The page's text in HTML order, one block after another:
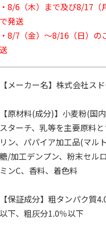
ド
レ
)
獣医師開発 ニオイ
レー
1,550円
(送料別・税込)
・8/6（木）まで及び8/17
で発送
・8/7（金）～8/16（日）
送
【メーカー名】株式会社ス
【原材料(成分)】小麦粉(国
スターチ、乳等を主要原料
リン、パパイア加工品(マル
糖/加工デンプン、粉末セル
ミンC、香料、着色料
【保証成分】粗タンパク質
以下、粗灰分1.0％以下